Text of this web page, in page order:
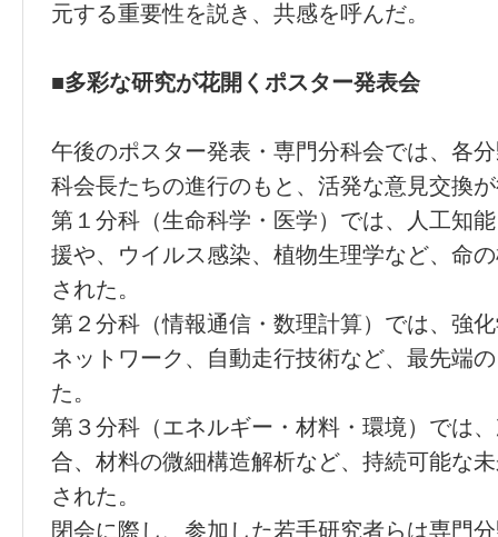
元する重要性を説き、共感を呼んだ。
■多彩な研究が花開くポスター発表会
午後のポスター発表・専門分科会では、各
科会長たちの進行のもと、活発な意見交換
第１分科（生命科学・医学）では、人工知
援や、ウイルス感染、植物生理学など、命
された。
第２分科（情報通信・数理計算）では、強
ネットワーク、自動走行技術など、最先端
た。
第３分科（エネルギー・材料・環境）では
合、材料の微細構造解析など、持続可能な
された。
閉会に際し、参加した若手研究者らは専門